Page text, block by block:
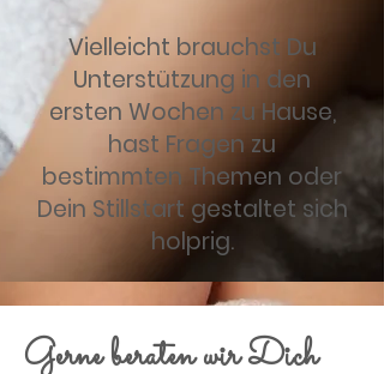
Vielleicht brauchst Du
Unterstützung in den
ersten Wochen zu Hause,
hast Fragen zu
bestimmten Themen oder
Dein Stillstart gestaltet sich
holprig.
Gerne beraten wir Dich